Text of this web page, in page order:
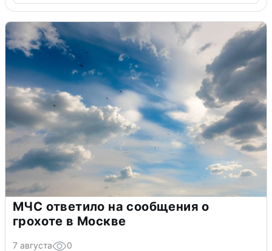
МЧС ответило на сообщения о
грохоте в Москве
7 августа 0